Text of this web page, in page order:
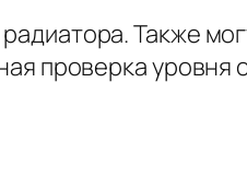
Также
проверка